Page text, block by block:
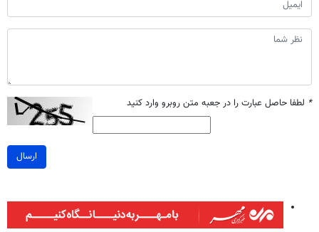
* لطفا حاصل عبارت را در جعبه متن روبرو وارد کنید
ارسال